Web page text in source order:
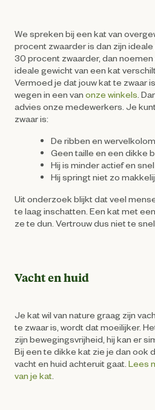
We spreken bij een kat van
procent zwaarder is dan zijn
30 procent zwaarder, dan
ideale gewicht van een kat
Vermoed je dat jouw kat te zwaar
wegen in een van onze winkels .
advies onze medewerkers. Je
zwaar is:
De ribben en
Geen taille en een dikke
Hij is minder actief en snel
Hij springt niet zo
Uit onderzoek blijkt dat veel
te laag inschatten. Een kat met
ze te dun. Vertrouw dus niet te
Vacht en huid
Je kat wil van nature graag zijn
te zwaar is, wordt dat moeilijker.
zijn bewegingsvrijheid, hij kan er
Bij een te dikke kat zie je dan ook
vacht en huid achteruit gaat. Lees
van je kat